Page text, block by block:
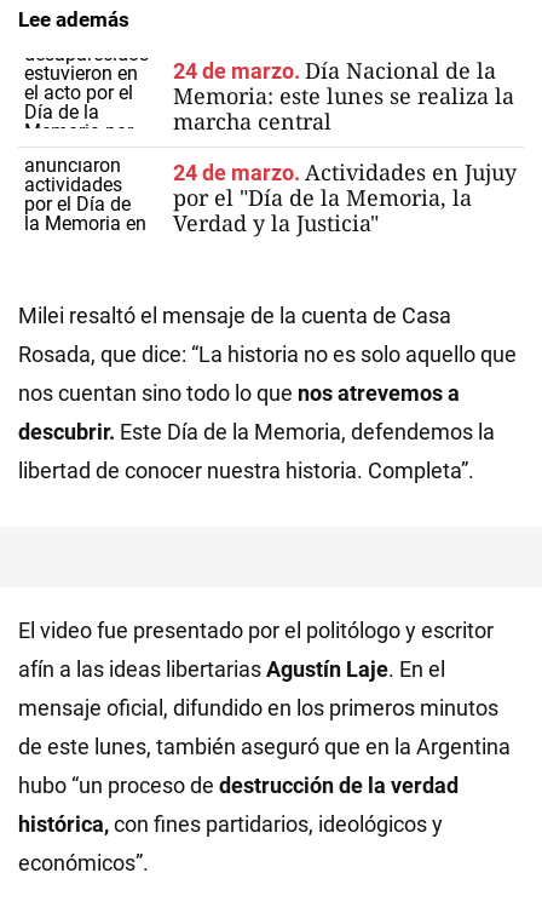
Lee además
24 de marzo. Día Nacional de la
Memoria: este lunes se realiza la
marcha central
24 de marzo. Actividades en Jujuy
por el "Día de la Memoria, la
Verdad y la Justicia"
Milei resaltó el mensaje de la cuenta de Casa
Rosada, que dice: “La historia no es solo aquello que
nos cuentan sino todo lo que nos atrevemos a
descubrir. Este Día de la Memoria, defendemos la
libertad de conocer nuestra historia. Completa”.
El video fue presentado por el politólogo y escritor
afín a las ideas libertariasAgustín Laje. En el
mensaje oficial, difundido en los primeros minutos
de este lunes, también aseguró que en la Argentina
hubo “un proceso de destrucción de la verdad
histórica,con fines partidarios, ideológicos y
económicos”.